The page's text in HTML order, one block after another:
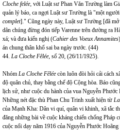
Cloche felée, với Luật sư Phan Văn Trường làm
quản lý báo, ca ngợi Luật sư Trường là "một
complet]." Cũng ngày này, Luật sư Trường [đã
dân chúng đừng đón tiếp Varenne trên đường ra
xá; và đưa kiến nghị (Cahier des Voeux Annamites
án chung thân khổ sai ba ngày trước. (44)
44. La Cloche Fêlée, số 20, (26/11/1925).
Nhóm La Cloche Fêlée còn luôn đòi hỏi cải cách
độ quân chủ, thay bằng chế độ Cộng hòa. Báo
lịch sử, như cuộc du hành của vua Nguyễn Phước
Những nét đặc thù Phan Chu Trinh xuất hiện từ
của Mạnh Kha: Dân vi quí, quân vi khinh, xã tắc
đăng những bài về cuộc kháng chiến chống
cuộc nổi dạy năm 1916 của Nguyễn Phước